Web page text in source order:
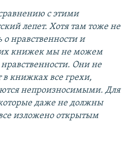
с этими
лепет. Хотя там тоже не
о нравственности и
книжек мы не можем
Они не
в книжках все грехи,
непроизносимыми. Для
даже не должны
изложено открытым